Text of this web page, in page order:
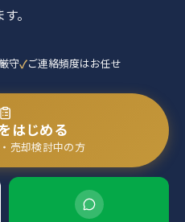
。
守 ご連絡頻度はお任せ
はじめる
売却検討中の方